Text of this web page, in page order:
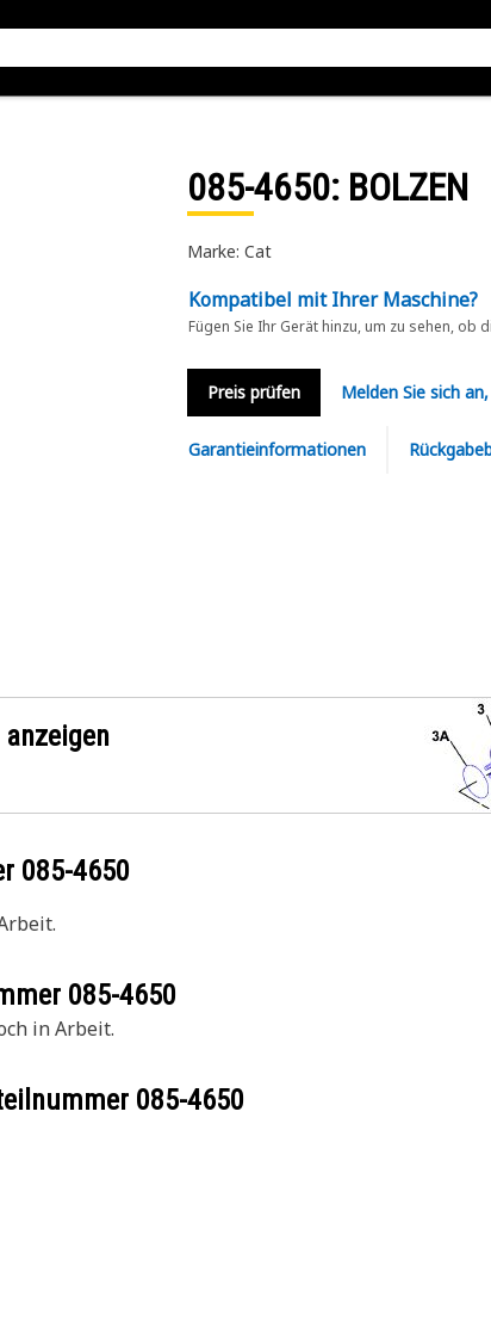
085-4650: BOLZEN
Marke: Cat
Kompatibel mit Ihrer Maschine?
Fügen Sie Ihr Gerät hinzu, um zu sehen,
Preis prüfen Melden Sie sich
Garantieinformationen
085-4650
085-4650
in Arbeit.
085-4650